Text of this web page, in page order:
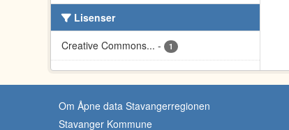
Lisenser
Creative Commons... - 1
Om Åpne data Stavangerregionen
Stavanger Kommune